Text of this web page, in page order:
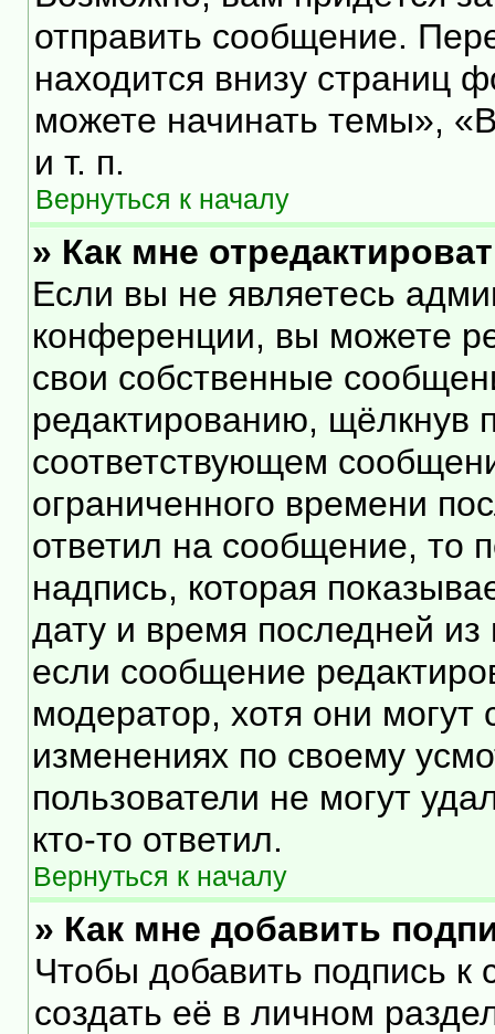
отправить сообщение.
находится внизу
можете начинать темы»,
и т. п.
Вернуться к началу
» Как мне
Если вы не являетесь
конференции, вы можете
свои собственные
редактированию, щёлкнув
соответствующем
ограниченного времени
ответил на сообщение, то
надпись, которая
дату и время последней
если сообщение
модератор, хотя они
изменениях по своему
пользователи не могут
кто-то ответил.
Вернуться к началу
» Как мне добавить
Чтобы добавить подпись
создать её в личном